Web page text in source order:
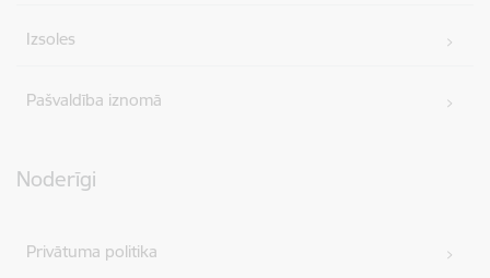
Izsoles
Pašvaldība iznomā
Noderīgi
Privātuma politika